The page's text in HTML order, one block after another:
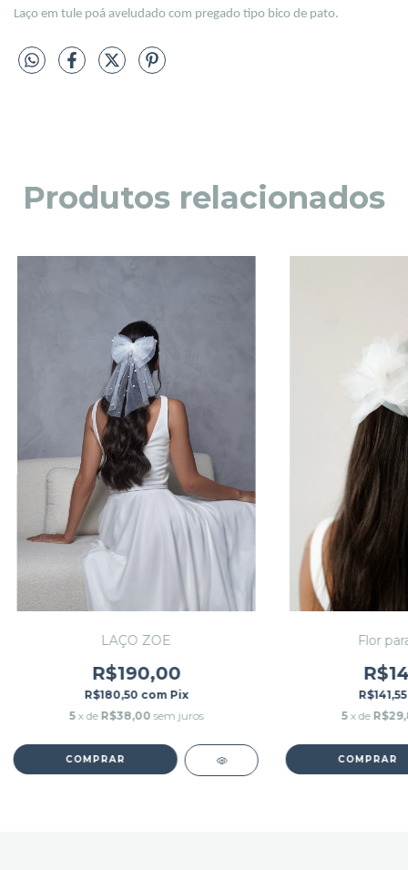
Laço em tule poá aveludado com pregado tipo bico de pato.
Produtos relacionados
LAÇO ZOE
R$190,00
R$180,50 com Pix
5 x de R$38,00 sem juros
Flor
5 x de